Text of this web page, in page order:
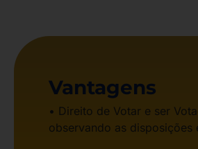
Vantagens
• Direito de Votar e ser
observando as disposições